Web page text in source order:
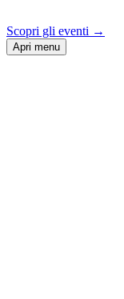
Scopri gli eventi →
Apri menu